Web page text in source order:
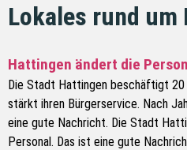
Lokales rund um
Hattingen ändert die
Die Stadt Hattingen beschäftigt
stärkt ihren Bürgerservice. Nach
eine gute Nachricht. Die Stadt
Personal. Das ist eine gute